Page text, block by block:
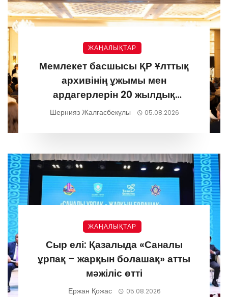
ЖАҢАЛЫҚТАР
Мемлекет басшысы ҚР Ұлттық
архивінің ұжымы мен
ардагерлерін 20 жылдық
мерейтоймен құттықтады
Шернияз Жалғасбекұлы 05.08.2026
ЖАҢАЛЫҚТАР
Сыр елі: Қазалыда «Саналы
ұрпақ – жарқын болашақ» атты
мәжіліс өтті
Ержан Қожас 05.08.2026